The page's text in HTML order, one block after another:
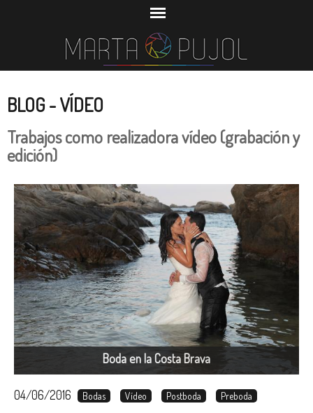
BLOG - VÍDEO
Trabajos como realizadora vídeo (grabación y
edición)
Boda en la Costa Brava
04/06/2016 Bodas Vídeo Postboda Preboda